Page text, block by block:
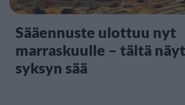
Sääennuste ulottuu nyt
marraskuulle – tältä
syksyn sää